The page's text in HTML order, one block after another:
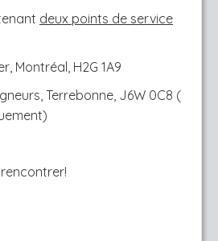
deux points de service
Montréal, H2G 1A9
Terrebonne, J6W 0C8 (